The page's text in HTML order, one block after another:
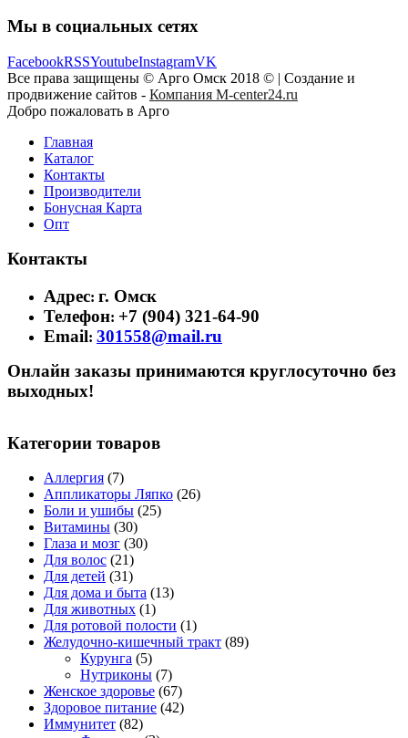
Мы в социальных сетях
FacebookRSSYoutubeInstagramVK
Все права защищены © Арго Омск 2018 © | Создание и
продвижение сайтов - Компания M-center24.ru
Добро пожаловать в Арго
Главная
Каталог
Контакты
Производители
Бонусная Карта
Опт
Контакты
Адрес: г. Омск
Телефон: +7 (904) 321-64-90
Email: 301558@mail.ru
Онлайн заказы принимаются круглосуточно без
выходных!
Категории товаров
Аллергия (7)
Аппликаторы Ляпко (26)
Боли и ушибы (25)
Витамины (30)
Глаза и мозг (30)
Для волос (21)
Для детей (31)
Для дома и быта (13)
Для животных (1)
Для ротовой полости (1)
Желудочно-кишечный тракт (89)
Курунга (5)
Нутриконы (7)
Женское здоровье (67)
Здоровое питание (42)
Иммунитет (82)